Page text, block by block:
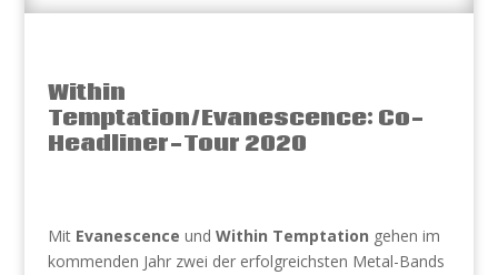
Within
Temptation/Evanescence: Co-
Headliner-Tour 2020
Mit Evanescence und Within Temptation gehen im
kommenden Jahr zwei der erfolgreichsten Metal-Bands